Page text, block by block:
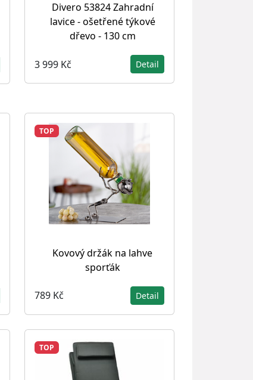
Divero 53824 Zahradní
lavice - ošetřené týkové
dřevo - 130 cm
3 999 Kč Detail
TOP
Kovový držák na lahve
sporťák
789 Kč Detail
TOP